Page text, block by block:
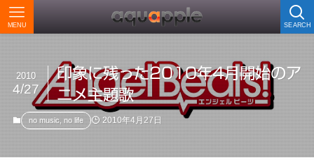
SEARCH
MENU
印象に残った2010年4月開始のア
ニメ主題歌
2010
4/27
no music, no life 2010年4月27日